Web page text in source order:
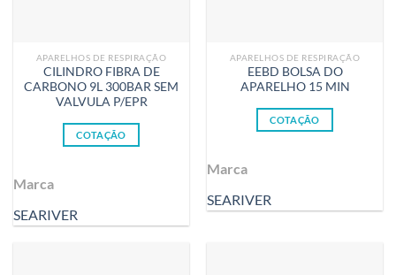
APARELHOS DE RESPIRAÇÃO
CILINDRO FIBRA DE
CARBONO 9L 300BAR SEM
VALVULA P/EPR
COTAÇÃO
Marca
SEARIVER
APARELHOS DE RESPIRAÇÃO
EEBD BOLSA DO
APARELHO 15 MIN
COTAÇÃO
Marca
SEARIVER